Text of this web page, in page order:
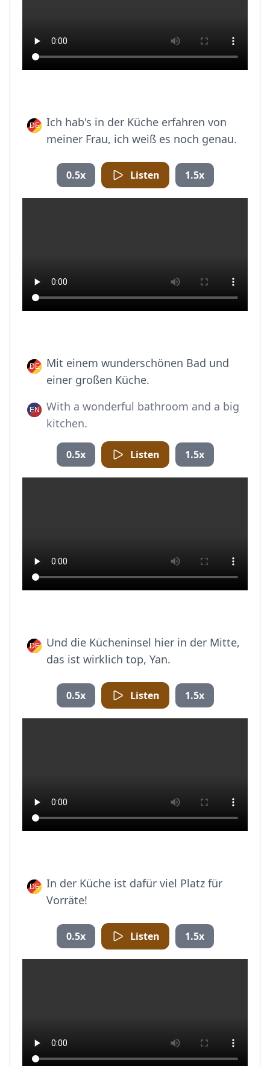
Ich hab's in der Küche erfahren von
meiner Frau, ich weiß es noch genau.
0.5x Listen 1.5x
Mit einem wunderschönen Bad und
einer großen Küche.
With a wonderful bathroom and a big
kitchen.
0.5x Listen 1.5x
Und die Kücheninsel hier in der Mitte,
das ist wirklich top, Yan.
0.5x Listen 1.5x
In der Küche ist dafür viel Platz für
Vorräte!
0.5x Listen 1.5x